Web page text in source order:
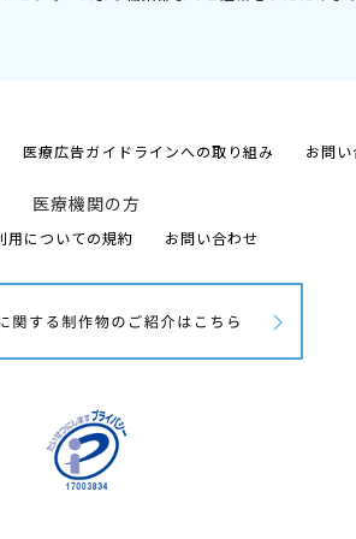
医療広告ガイドラインへの取り組み お問
医療機関の方
用についての規約 お問い合わせ